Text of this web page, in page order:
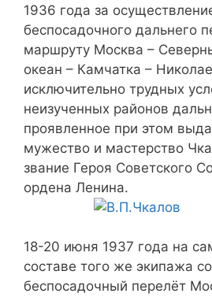
1936 года за
беспосадочного дальнего
маршруту Москва –
океан – Камчатка –
исключительно трудных
неизученных районов
проявленное при этом
мужество и мастерство
звание Героя Советского
ордена Ленина.
18-20 июня 1937 года на
составе того же экипажа
беспосадочный перелёт